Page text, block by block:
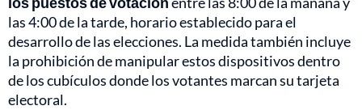
las 4:00 de la tarde, horario establecido para el
desarrollo de las elecciones. La medida también incluye
la prohibición de manipular estos dispositivos dentro
de los cubículos donde los votantes marcan su tarjeta
electoral.